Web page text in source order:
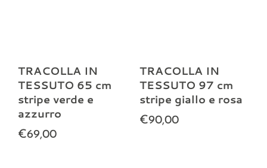
TRACOLLA IN
TESSUTO 65 cm
stripe verde e
azzurro
€69,00
TRACOLLA IN
TESSUTO 97 cm
stripe giallo e rosa
€90,00